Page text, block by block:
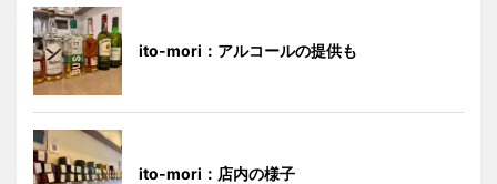
ito-mori：アルコールの提供も
ito-mori：店内の様子